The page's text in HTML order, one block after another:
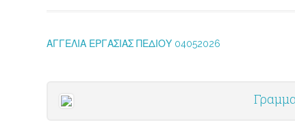
ΑΓΓΕΛΙΑ ΕΡΓΑΣΙΑΣ ΠΕΔΙΟΥ 04052026